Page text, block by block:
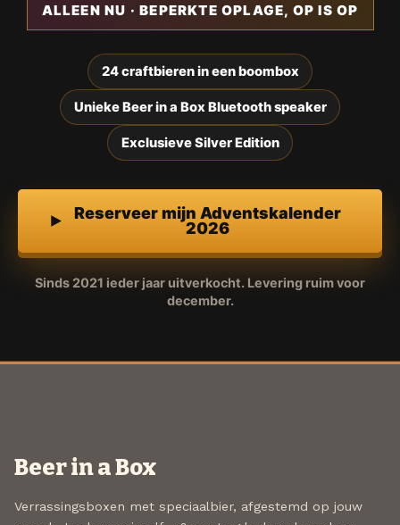
ALLEEN NU · BEPERKTE OPLAGE, OP IS OP
24 craftbieren in een boombox
Unieke Beer in a Box Bluetooth speaker
Exclusieve Silver Edition
Reserveer mijn Adventskalender
2026
Sinds 2021 ieder jaar uitverkocht. Levering ruim voor
december.
Beer in a Box
Verrassingsboxen met speciaalbier, afgestemd op jouw